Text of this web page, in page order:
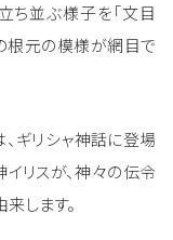
ち並ぶ様子を「文目
根元の模様が網目で
、ギリシャ神話に登場
リスが、神々の伝令
します。